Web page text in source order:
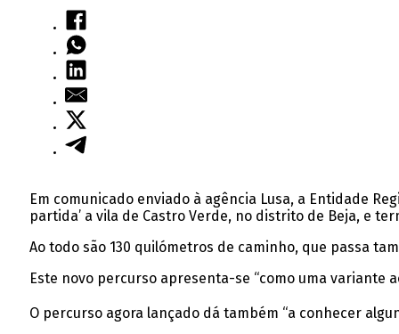
Em comunicado enviado à agência Lusa, a Entidade
partida’ a vila de Castro Verde, no distrito de Beja, e
Ao todo são 130 quilómetros de caminho, que passa
Este novo percurso apresenta-se “como uma variante
O percurso agora lançado dá também “a conhecer